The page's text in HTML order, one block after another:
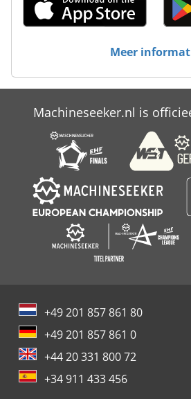
Versnelling
Meer
Machineseeker.nl is
+49 201 857 861 80
+49 201 857 861 0
+44 20 331 800 72
+34 911 433 456